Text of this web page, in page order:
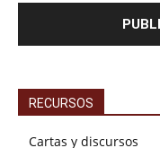
RECURSOS
Cartas y discursos